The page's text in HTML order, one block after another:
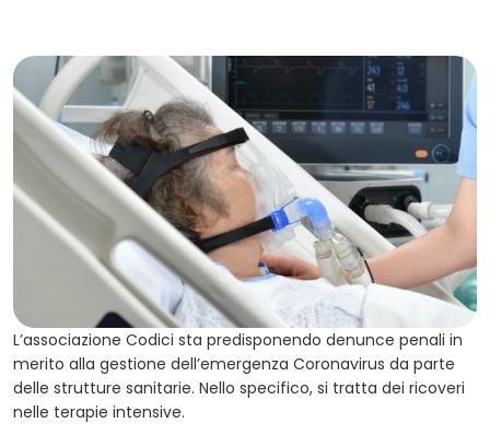
L’associazione Codici sta predisponendo denunce penali in
merito alla gestione dell’emergenza Coronavirus da parte
delle strutture sanitarie. Nello specifico, si tratta dei ricoveri
nelle terapie intensive.